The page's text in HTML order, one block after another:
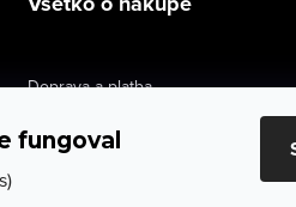
fungoval
Doprava a platba
Výmena a vrátenie